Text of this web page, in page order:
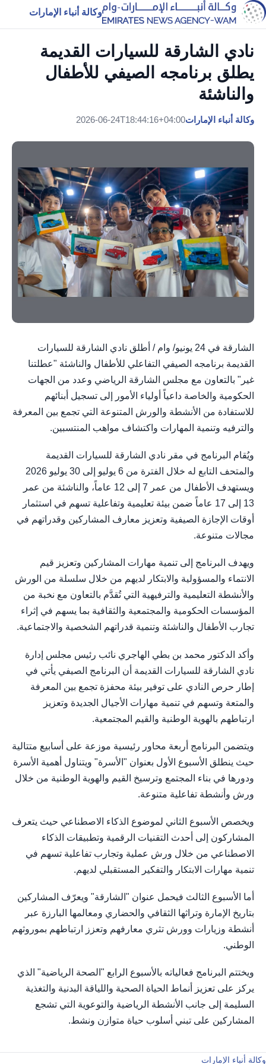
وكالة أنباء الإمارات
نادي الشارقة للسيارات القديمة
يطلق برنامجه الصيفي للأطفال
والناشئة
وكالة أنباء الإمارات2026-06-24T18:44:16+04:00
الشارقة في 24 يونيو/ وام / أطلق نادي الشارقة للسيارات
القديمة برنامجه الصيفي التفاعلي للأطفال والناشئة "عطلتنا
غير" بالتعاون مع مجلس الشارقة الرياضي وعدد من الجهات
الحكومية والخاصة داعياً أولياء الأمور إلى تسجيل أبنائهم
للاستفادة من الأنشطة والورش المتنوعة التي تجمع بين المعرفة
والترفيه وتنمية المهارات واكتشاف مواهب المنتسبين.
ويُقام البرنامج في مقر نادي الشارقة للسيارات القديمة
والمتحف التابع له خلال الفترة من 6 يوليو إلى 30 يوليو 2026
ويستهدف الأطفال من عمر 7 إلى 12 عاماً، والناشئة من عمر
13 إلى 17 عاماً ضمن بيئة تعليمية وتفاعلية تسهم في استثمار
أوقات الإجازة الصيفية وتعزيز معارف المشاركين وقدراتهم في
مجالات متنوعة.
ويهدف البرنامج إلى تنمية مهارات المشاركين وتعزيز قيم
الانتماء والمسؤولية والابتكار لديهم من خلال سلسلة من الورش
والأنشطة التعليمية والترفيهية التي تُقدَّم بالتعاون مع نخبة من
المؤسسات الحكومية والمجتمعية والثقافية بما يسهم في إثراء
تجارب الأطفال والناشئة وتنمية قدراتهم الشخصية والاجتماعية.
وأكد الدكتور محمد بن بطي الهاجري نائب رئيس مجلس إدارة
نادي الشارقة للسيارات القديمة أن البرنامج الصيفي يأتي في
إطار حرص النادي على توفير بيئة محفزة تجمع بين المعرفة
والمتعة وتسهم في تنمية مهارات الأجيال الجديدة وتعزيز
ارتباطهم بالهوية الوطنية والقيم المجتمعية.
ويتضمن البرنامج أربعة محاور رئيسية موزعة على أسابيع متتالية
حيث ينطلق الأسبوع الأول بعنوان "الأسرة" ويتناول أهمية الأسرة
ودورها في بناء المجتمع وترسيخ القيم والهوية الوطنية من خلال
ورش وأنشطة تفاعلية متنوعة.
ويخصص الأسبوع الثاني لموضوع الذكاء الاصطناعي حيث يتعرف
المشاركون إلى أحدث التقنيات الرقمية وتطبيقات الذكاء
الاصطناعي من خلال ورش عملية وتجارب تفاعلية تسهم في
تنمية مهارات الابتكار والتفكير المستقبلي لديهم.
أما الأسبوع الثالث فيحمل عنوان "الشارقة" ويعرّف المشاركين
بتاريخ الإمارة وتراثها الثقافي والحضاري ومعالمها البارزة عبر
أنشطة وزيارات وورش تثري معارفهم وتعزز ارتباطهم بموروثهم
الوطني.
ويختتم البرنامج فعالياته بالأسبوع الرابع "الصحة الرياضية" الذي
يركز على تعزيز أنماط الحياة الصحية واللياقة البدنية والتغذية
السليمة إلى جانب الأنشطة الرياضية والتوعوية التي تشجع
المشاركين على تبني أسلوب حياة متوازن ونشط.
وكالة أنباء الإمارات